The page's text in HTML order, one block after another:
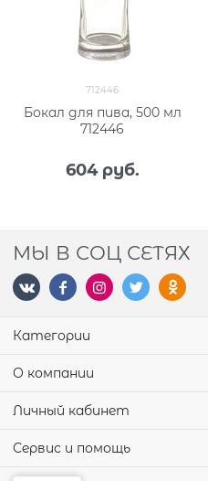
712446
Бокал для пива, 500 мл
712446
604 руб.
МЫ В СОЦ СЕТЯХ
Категории
О компании
Личный кабинет
Сервис и помощь